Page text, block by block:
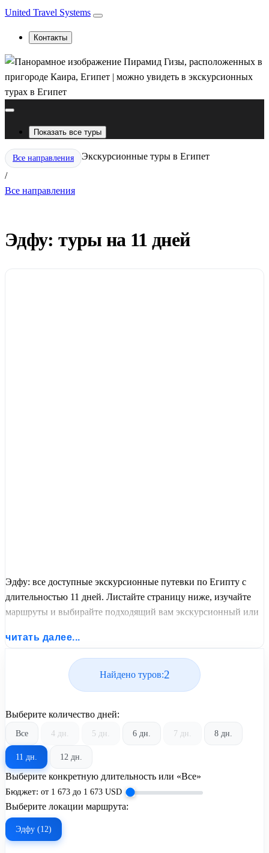
United Travel Systems
Контакты
Показать все туры
Все направления
/
Экскурсионные туры в Египет
Все направления
Эдфу: туры на 11 дней
Эдфу: все доступные экскурсионные путевки по Египту с
длительностью 11 дней. Листайте страницу ниже, изучайте
маршруты и выбирайте подходящий вам экскурсионный или
читать далее...
Найдено туров:2
Выберите количество дней:
Все 4 дн. 5 дн. 6 дн. 7 дн. 8 дн.
11 дн. 12 дн.
Выберите конкретную длительность или «Все»
Бюджет: от 1 673 до 1 673 USD
Выберите локации маршрута:
Эдфу (12)